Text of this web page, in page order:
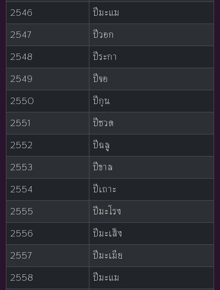
2546
ปีมะแม
2547
ปีวอก
2548
ปีระกา
2549
ปีจอ
2550
ปีกุน
2551
ปีชวด
2552
ปีฉลู
2553
ปีขาล
2554
ปีเถาะ
2555
ปีมะโรง
2556
ปีมะเส็ง
2557
ปีมะเมีย
2558
ปีมะแม